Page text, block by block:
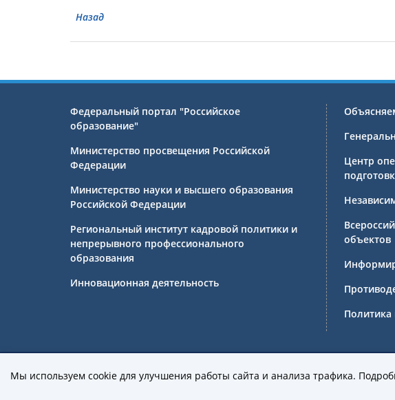
Назад
Федеральный портал "Российское
образование"
Министерство просвещения Российской
Федерации
Министерство науки и высшего образования
Российской Федерации
Региональный институт кадровой политики и
непрерывного профессионального
образования
Инновационная деятельность
Центр
объектов
Государственное бюджетное профессиональное
Мы используем cookie для улучшения работы сайта и анализа трафика.